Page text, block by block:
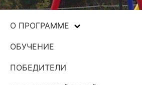
О ПРОГРАММЕ
ОБУЧЕНИЕ
ПОБЕДИТЕЛИ